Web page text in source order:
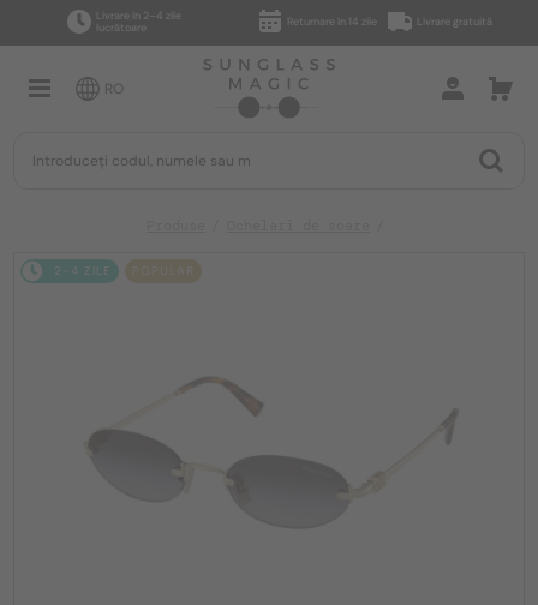
Livrare în 2–4 zile
lucrătoare
Returnare în 14 zile Livrare gratuită
RO
2-4 ZILE